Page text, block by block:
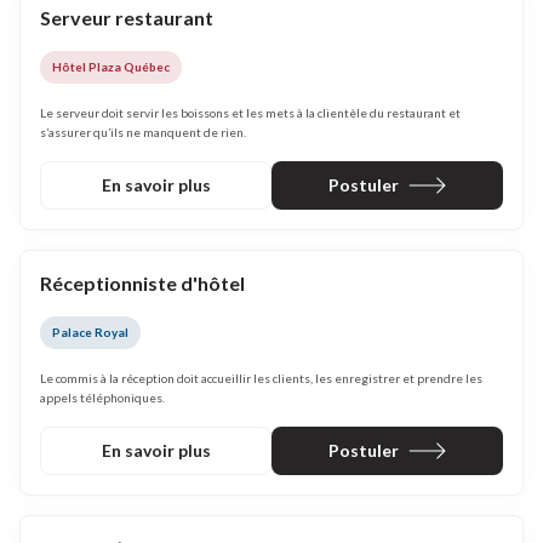
Serveur restaurant
Hôtel Plaza Québec
Le serveur doit servir les boissons et les mets à la clientèle du restaurant et
s’assurer qu’ils ne manquent de rien.
En savoir plus Postuler
Réceptionniste d'hôtel
Palace Royal
Le commis à la réception doit accueillir les clients, les enregistrer et prendre les
appels téléphoniques.
En savoir plus Postuler